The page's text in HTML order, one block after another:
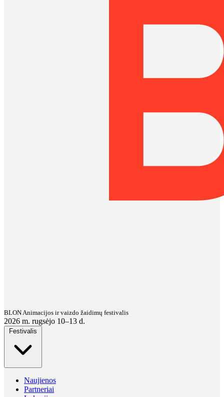
BLON Animacijos ir vaizdo žaidimų festivalis
2026 m. rugsėjo 10–13 d.
Festivalis
Naujienos
Partneriai